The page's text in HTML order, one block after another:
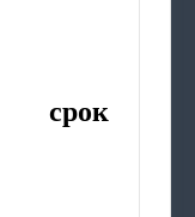
срок